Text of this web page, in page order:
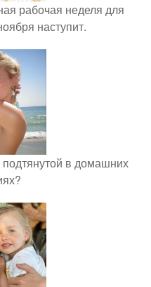
рабочая неделя для
наступит.
подтянутой в домашних